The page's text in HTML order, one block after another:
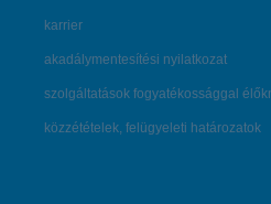
karrier
akadálymentesítési nyilatkozat
szolgáltatások fogyatékossággal
közzétételek, felügyeleti határozatok